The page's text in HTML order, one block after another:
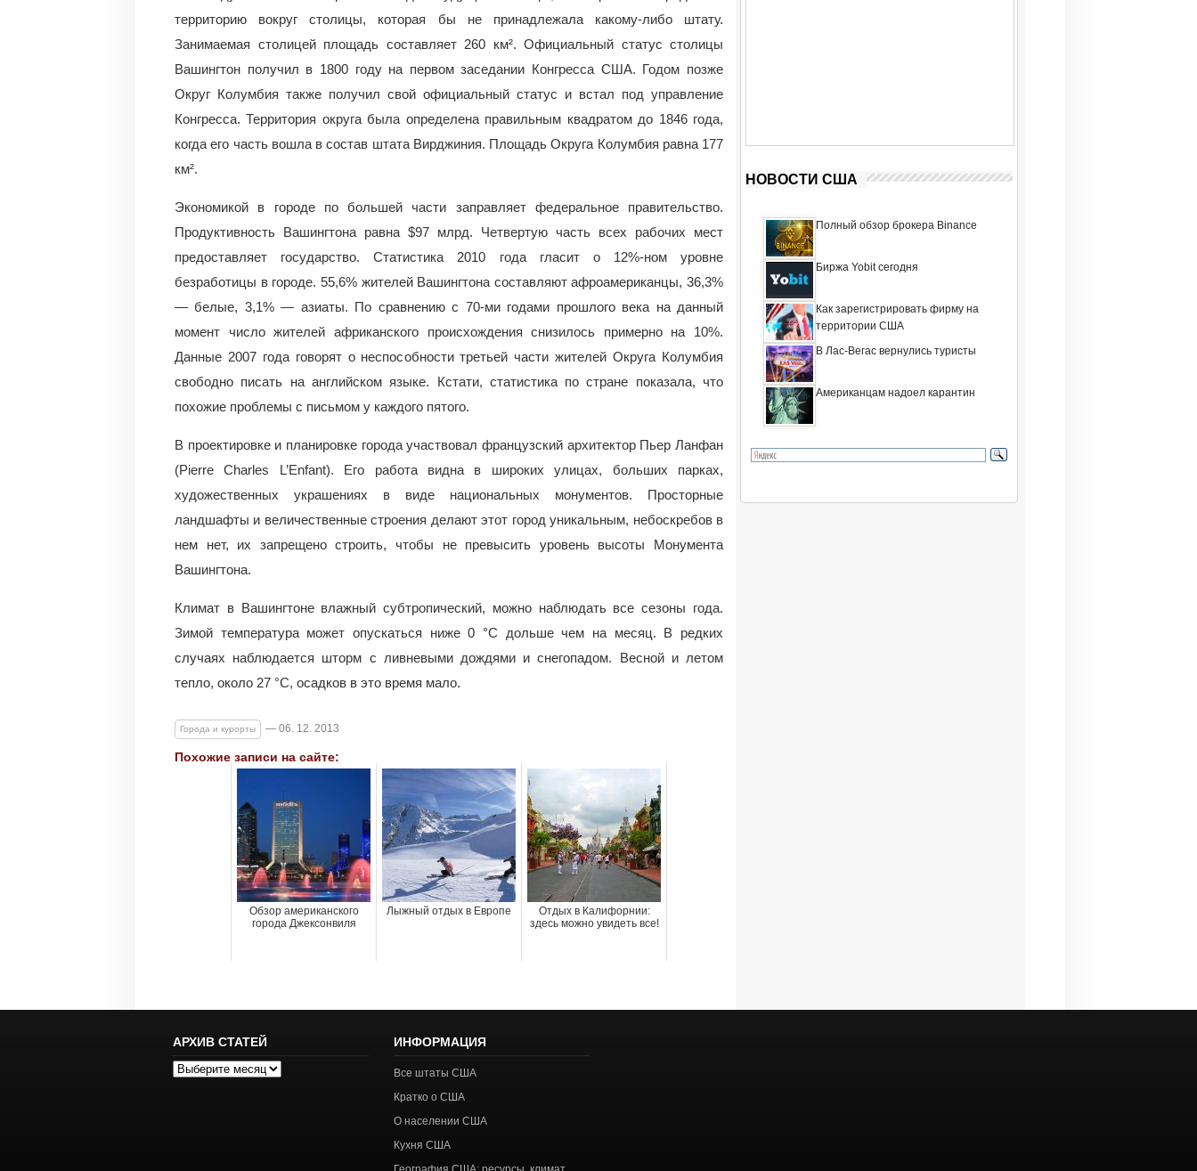
территорию вокруг столицы, которая бы не принадлежала какому-либо штату.
Занимаемая столицей площадь составляет 260 км². Официальный статус столицы
Вашингтон получил в 1800 году на первом заседании Конгресса США. Годом позже
Округ Колумбия также получил свой официальный статус и встал под управление
Конгресса. Территория округа была определена правильным квадратом до 1846 года,
когда его часть вошла в состав штата Вирджиния. Площадь Округа Колумбия равна 177
км².
Экономикой в городе по большей части заправляет федеральное правительство.
Продуктивность Вашингтона равна $97 млрд. Четвертую часть всех рабочих мест
предоставляет государство. Статистика 2010 года гласит о 12%-ном уровне
безработицы в городе. 55,6% жителей Вашингтона составляют афроамериканцы, 36,3%
— белые, 3,1% — азиаты. По сравнению с 70-ми годами прошлого века на данный
момент число жителей африканского происхождения снизилось примерно на 10%.
Данные 2007 года говорят о неспособности третьей части жителей Округа Колумбия
свободно писать на английском языке. Кстати, статистика по стране показала, что
похожие проблемы с письмом у каждого пятого.
В проектировке и планировке города участвовал французский архитектор Пьер Ланфан
(Pierre Charles L’Enfant). Его работа видна в широких улицах, больших парках,
художественных украшениях в виде национальных монументов. Просторные
ландшафты и величественные строения делают этот город уникальным, небоскребов в
нем нет, их запрещено строить, чтобы не превысить уровень высоты Монумента
Вашингтона.
Климат в Вашингтоне влажный субтропический, можно наблюдать все сезоны года.
Зимой температура может опускаться ниже 0 °С дольше чем на месяц. В редких
случаях наблюдается шторм с ливневыми дождями и снегопадом. Весной и летом
тепло, около 27 °С, осадков в это время мало.
Города и курорты — 06. 12. 2013
Похожие записи на сайте:
Обзор американского
города Джексонвиля
Лыжный отдых в Европе
Отдых в Калифорнии:
здесь можно увидеть все!
НОВОСТИ США
Полный обзор брокера Binance
Биржа Yobit сегодня
Как зарегистрировать фирму на
территории США
В Лас-Вегас вернулись туристы
Американцам надоел карантин
АРХИВ СТАТЕЙ
Архив
ИНФОРМАЦИЯ
Все штаты США
Кратко о США
О населении США
Кухня США